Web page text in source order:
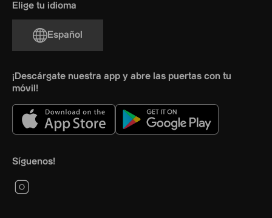
Elige tu idioma
Español
¡Descárgate nuestra app y abre las puertas con tu
móvil!
Síguenos!